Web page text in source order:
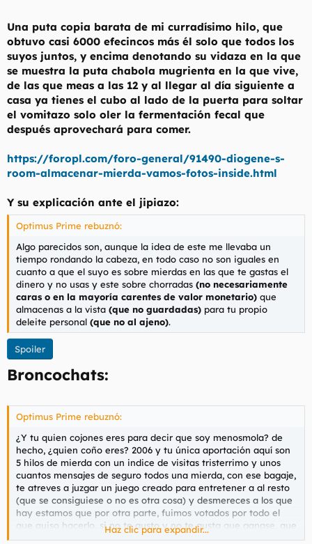
Una puta copia barata de mi curradísimo hilo, que
obtuvo casi 6000 efecincos más él solo que todos los
suyos juntos, y encima denotando su vidaza en la que
se muestra la puta chabola mugrienta en la que vive,
de las que meas a las 12 y al llegar al día siguiente a
casa ya tienes el cubo al lado de la puerta para soltar
el vomitazo solo oler la fermentación fecal que
después aprovechará para comer.
https://foropl.com/foro-general/91490-diogene-s-
room-almacenar-mierda-vamos-fotos-inside.html
Y su explicación ante el jipiazo:
Optimus Prime rebuznó:
Algo parecidos son, aunque la idea de este me llevaba un
tiempo rondando la cabeza, en todo caso no son iguales en
cuanto a que el suyo es sobre mierdas en las que te gastas el
dinero y no usas y este sobre chorradas (no necesariamente
caras o en la mayoría carentes de valor monetario) que
almacenas a la vista (que no guardadas) para tu propio
deleite personal (que no al ajeno).
Spoiler
Broncochats:
Optimus Prime rebuznó:
¿Y tu quien cojones eres para decir que soy menosmola? de
hecho, ¿quien coño eres? 2006 y tu única aportación aquí son
5 hilos de mierda con un indice de visitas tristerrimo y unos
cuantos mensajes de seguro todos una mierda, con ese bagaje,
te atreves a juzgar un juego creado para entretener a al resto
(que se consiguiese o no es otra cosa) y desmereces a los que
hay estamos que por otra parte, fuimos votados por todo el
que quiso hacerlo, si no te gusto y no te gusta que ganase, que
te jodan, porque la opinión de un ser triste como tú me
Haz clic para expandir...